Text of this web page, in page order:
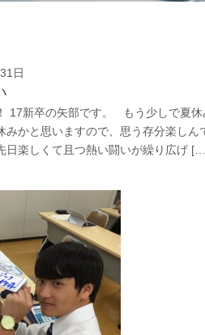
日
17新卒の矢部です。 もう少しで夏
みかと思いますので、思う存分楽し
日楽しくて且つ熱い闘いが繰り広げ